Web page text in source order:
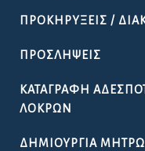
ΠΡΟΚΗΡΎΞΕΙΣ /
ΠΡΟΣΛΉΨΕΙΣ
ΚΑΤΑΓΡΑΦΉ
ΛΟΚΡΏΝ
ΔΗΜΙΟΥΡΓΊΑ